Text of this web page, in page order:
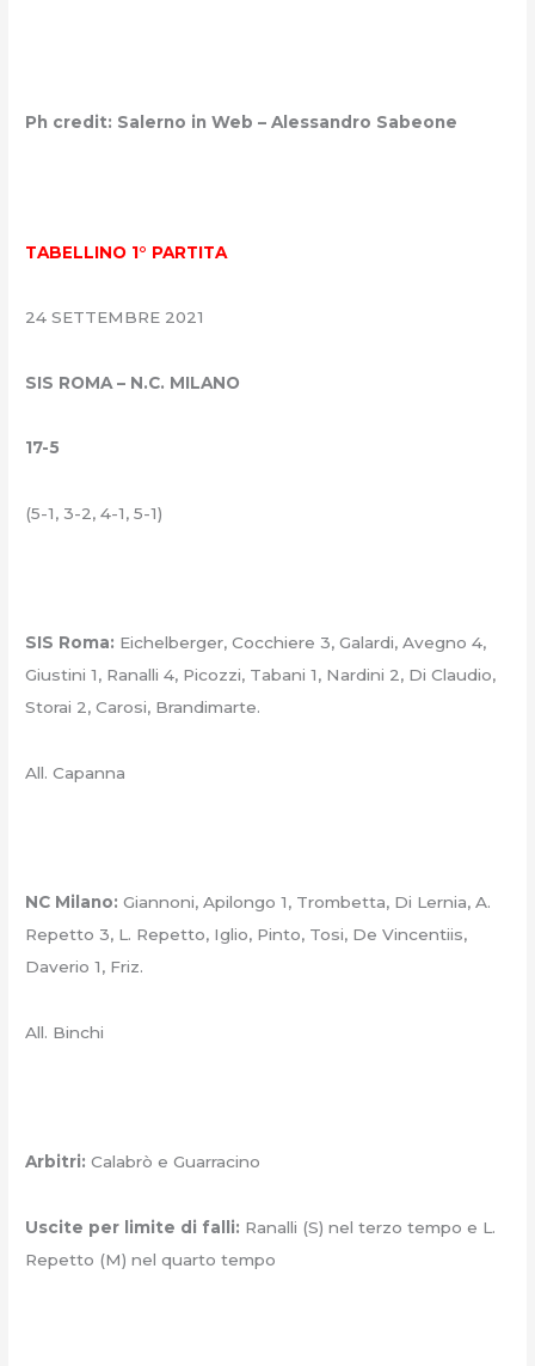
Ph credit: Salerno in Web – Alessandro Sabeone
TABELLINO 1° PARTITA
24 SETTEMBRE 2021
SIS ROMA – N.C. MILANO
17-5
(5-1, 3-2, 4-1, 5-1)
SIS Roma: Eichelberger, Cocchiere 3, Galardi, Avegno 4,
Giustini 1, Ranalli 4, Picozzi, Tabani 1, Nardini 2, Di Claudio,
Storai 2, Carosi, Brandimarte.
All. Capanna
NC Milano: Giannoni, Apilongo 1, Trombetta, Di Lernia, A.
Repetto 3, L. Repetto, Iglio, Pinto, Tosi, De Vincentiis,
Daverio 1, Friz.
All. Binchi
Arbitri: Calabrò e Guarracino
Uscite per limite di falli: Ranalli (S) nel terzo tempo e L.
Repetto (M) nel quarto tempo